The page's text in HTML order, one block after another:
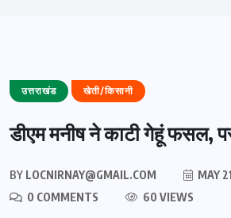
उत्तराखंड खेती/किसानी
डीएम मनीष ने काटी गेहूं फसल,
BY LOCNIRNAY@GMAIL.COM
MAY
0 COMMENTS
60 VIEWS